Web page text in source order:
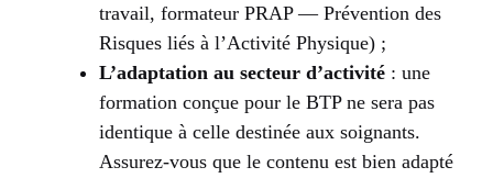
travail, formateur PRAP — Prévention des
Risques liés à l’Activité Physique) ;
L’adaptation au secteur d’activité : une
formation conçue pour le BTP ne sera pas
identique à celle destinée aux soignants.
Assurez-vous que le contenu est bien adapté